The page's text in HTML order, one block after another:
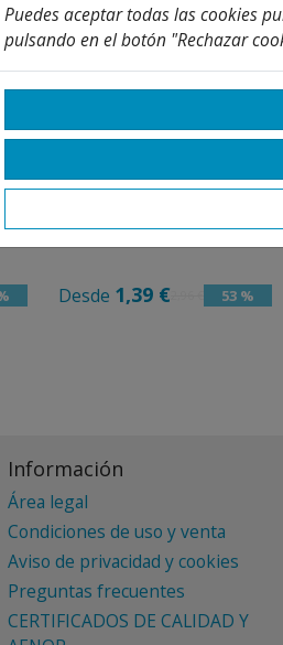
Desde 1,39 € 53 %
Información
Área legal
Condiciones de uso y venta
Aviso de privacidad y cookies
Preguntas frecuentes
CERTIFICADOS DE CALIDAD Y
Puedes aceptar todas las cookies
pulsando en el botón "Rechazar